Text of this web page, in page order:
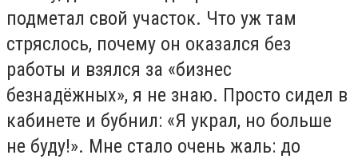
подметал свой участок. Что уж там
стряслось, почему он оказался без
работы и взялся за «бизнес
безнадёжных», я не знаю. Просто сидел в
кабинете и бубнил: «Я украл, но больше
не буду!». Мне стало очень жаль: до